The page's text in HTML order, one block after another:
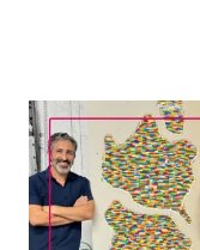
News Musica
News Spettacolo